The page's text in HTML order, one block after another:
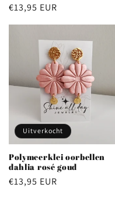
Normale
€13,95 EUR
Uitverkocht
Polymeerklei oorbellen
dahlia rosé goud
Normale
€13,95 EUR